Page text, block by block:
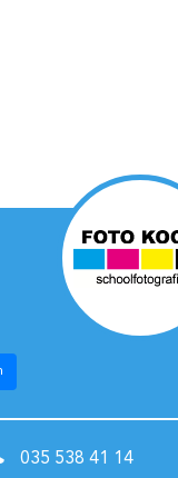
035 538 41 14